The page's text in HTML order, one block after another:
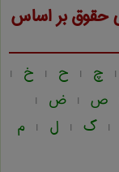
حقوقبر اساس
| چ | ح | خ |
ص | ض |
| گ | ل | م